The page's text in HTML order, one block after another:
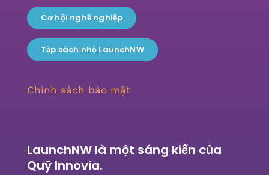
Cơ hội nghề nghiệp
Tập sách nhỏ LaunchNW
Chính sách bảo mật
LaunchNW là một sáng kiến ​​của
Quỹ Innovia.